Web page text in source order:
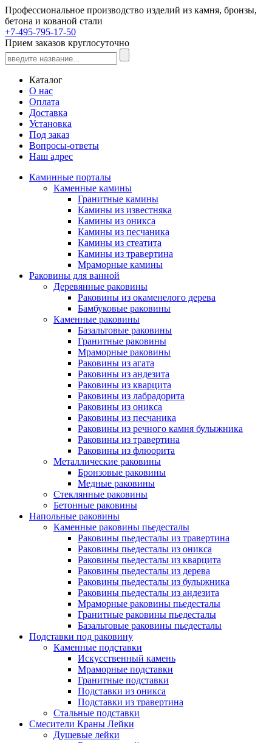
Профессиональное производство изделий из камня, бронзы,
бетона и кованой стали
+7-495-795-17-50
Прием заказов круглосуточно
Каталог
О нас
Оплата
Доставка
Установка
Под заказ
Вопросы-ответы
Наш адрес
Каминные порталы
Каменные камины
Гранитные камины
Камины из известняка
Камины из оникса
Камины из песчаника
Камины из стеатита
Камины из травертина
Мраморные камины
Раковины для ванной
Деревянные раковины
Раковины из окаменелого дерева
Бамбуковые раковины
Каменные раковины
Базальтовые раковины
Гранитные раковины
Мраморные раковины
Раковины из агата
Раковины из андезита
Раковины из кварцита
Раковины из лабрадорита
Раковины из оникса
Раковины из песчаника
Раковины из речного камня булыжника
Раковины из травертина
Раковины из флюорита
Металлические раковины
Бронзовые раковины
Медные раковины
Стеклянные раковины
Бетонные раковины
Напольные раковины
Каменные раковины пьедесталы
Раковины пьедесталы из травертина
Раковины пьедесталы из оникса
Раковины пьедесталы из кварцита
Раковины пьедесталы из дерева
Раковины пьедесталы из булыжника
Раковины пьедесталы из андезита
Мраморные раковины пьедесталы
Гранитные раковины пьедесталы
Базальтовые раковины пьедесталы
Подставки под раковину
Каменные подставки
Искусственный камень
Мраморные подставки
Гранитные подставки
Подставки из оникса
Подставки из травертина
Стальные подставки
Смесители Краны Лейки
Душевые лейки